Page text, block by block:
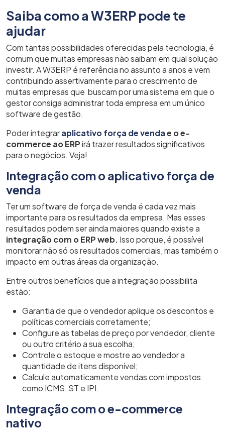
Saiba como a W3ERP pode te
ajudar
Com tantas possibilidades oferecidas pela tecnologia, é
comum que muitas empresas não saibam em qual solução
investir. A W3ERP é referência no assunto a anos e vem
contribuindo assertivamente para o crescimento de
muitas empresas que buscam por uma sistema em que o
gestor consiga administrar toda empresa em um único
software de gestão.
Poder integraraplicativo força de vendae o e-
commerce ao ERPirá trazer resultados significativos
para o negócios. Veja!
Integração com o aplicativo força de
venda
Ter um software de força de venda é cada vez mais
importante para os resultados da empresa. Mas esses
resultados podem ser ainda maiores quando existe a
integração com o ERP web. Isso porque, é possível
monitorar não só os resultados comerciais, mas também o
impacto em outras áreas da organização.
Entre outros benefícios que a integração possibilita
estão:
Garantia de que o vendedor aplique os descontos e
políticas comerciais corretamente;
Configure as tabelas de preço por vendedor, cliente
ou outro critério a sua escolha;
Controle o estoque e mostre ao vendedor a
quantidade de itens disponível;
Calcule automaticamente vendas com impostos
como ICMS, ST e IPI.
Integração com o e-commerce
nativo